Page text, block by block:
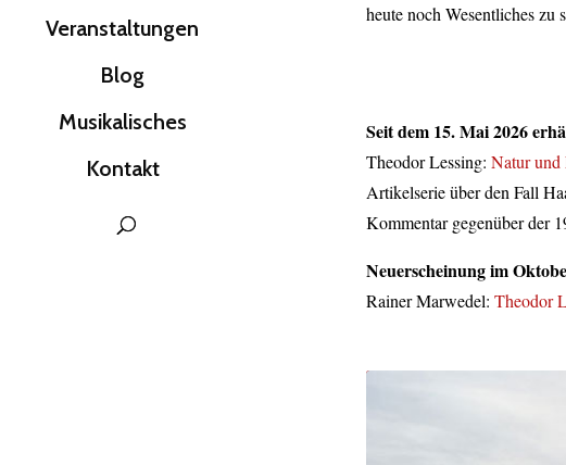
Veranstaltungen
Blog
Musikalisches
Kontakt
heute noch Wesentliches zu
Seit dem 15. Mai 2026
Theodor Lessing: Natur
Artikelserie über den Fall
Kommentar gegenüber der
Neuerscheinung im
Rainer Marwedel: Theodor